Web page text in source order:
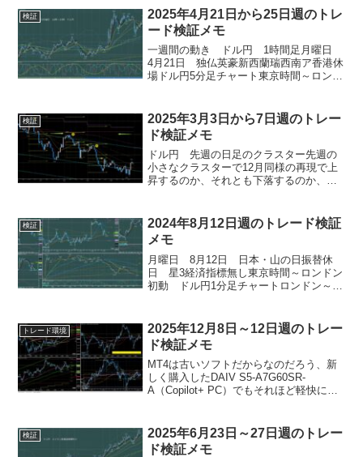
ャート火曜日 7月15日 11:00中共
GDP ...
検証
2025年4月21日から25日週のトレ
ード検証メモ
一週間の動き ドル円 1時間足月曜日
4月21日 独仏英豪新西蘭瑞西南ア香港休
場ドル円5分足チャート東京時間～ロンド
ジー円5分足チャート火曜日 4月22日
星3経済...
検証
2025年3月3日から7日週のトレー
ド検証メモ
ドル円 先週の日足のクラスター先週の
小さなクラスターで12月同様の再現で上
昇するのか、それとも下落するのか、が
クラインとなる151円＆先週高値を月曜日
に上抜けたが上昇失...
検証
2024年8月12日週のトレード検証
メモ
月曜日 8月12日 日本・山の日振替休
日 星3経済指標無し東京時間～ロンドン
初動 ドル円1分足チャートロンドン～ニ
曜日 8月13日 星3経済指標無し 21:30
メリ...
トレード環境
2025年12月8日～12日週のトレー
ド検証メモ
MT4は古いソフトだからなのだろう、新
しく購入したDAIV S5-A7G60SR-
A（Copilot+ PC）でもそれほど軽快に動
のようなマルチウインドウにするとラ...
検証
2025年6月23日～27日週のトレー
ド検証メモ